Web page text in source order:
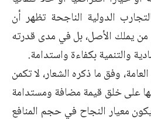
الدولية الناجحة تظهر أن
من يملك الأصل، بل في مدى قدرته
والتنمية بكفاءة واستدامة.
وفق ما ذكره الشعار، لا تكمن
على خلق قيمة مضافة ومستدامة
معيار النجاح في حجم المنافع